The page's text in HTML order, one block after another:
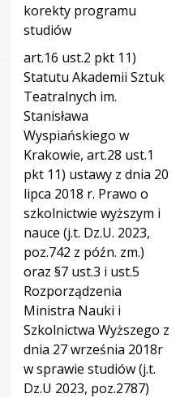
korekty programu
studiów
art.16 ust.2 pkt 11)
Statutu Akademii Sztuk
Teatralnych im.
Stanisława
Wyspiańskiego w
Krakowie, art.28 ust.1
pkt 11) ustawy z dnia 20
lipca 2018 r. Prawo o
szkolnictwie wyższym i
nauce (j.t. Dz.U. 2023,
poz.742 z późn. zm.)
oraz §7 ust.3 i ust.5
Rozporządzenia
Ministra Nauki i
Szkolnictwa Wyższego z
dnia 27 września 2018r
w sprawie studiów (j.t.
Dz.U 2023, poz.2787)